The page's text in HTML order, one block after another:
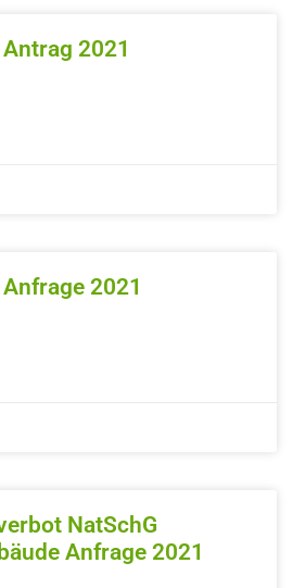
2021
2021
NatSchG
Anfrage 2021